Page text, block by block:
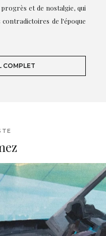
progrès et de nostalgie, qui
de l'époque
COMPLET